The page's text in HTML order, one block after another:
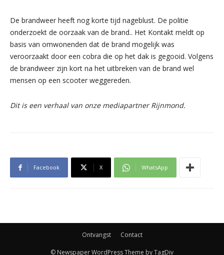
De brandweer heeft nog korte tijd nageblust. De politie
onderzoekt de oorzaak van de brand.. Het Kontakt meldt op
basis van omwonenden dat de brand mogelijk was
veroorzaakt door een cobra die op het dak is gegooid. Volgens
de brandweer zijn kort na het uitbreken van de brand wel
mensen op een scooter weggereden.
Dit is een verhaal van onze mediapartner Rijnmond.
Facebook X WhatsApp
Ontvangst Contact
© Newspaper WordPress Theme by TagDiv